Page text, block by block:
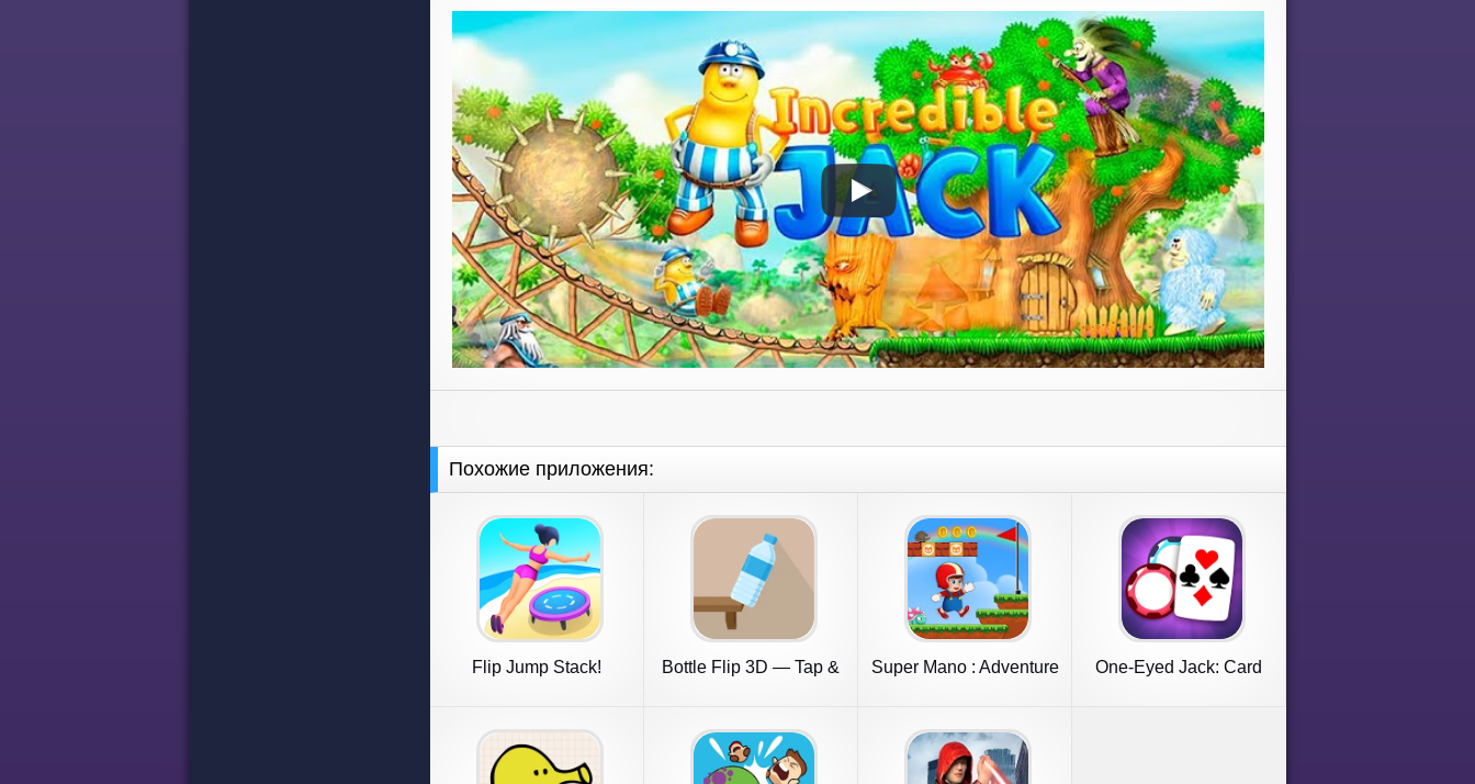
Похожие приложения:
Flip Jump Stack!
Bottle Flip 3D — Tap &
Super Mano : Adventure
One-Eyed Jack: Card